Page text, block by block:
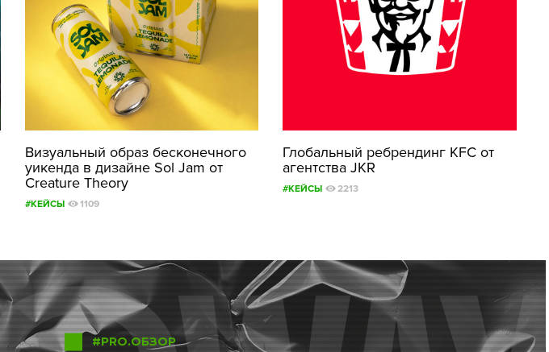
Визуальный образ бесконечного
уикенда в дизайне Sol Jam от
Creature Theory
#КЕЙСЫ 1109
Глобальный ребрендинг KFC от
агентства JKR
#КЕЙСЫ 2213
#PRO.ОБЗОР